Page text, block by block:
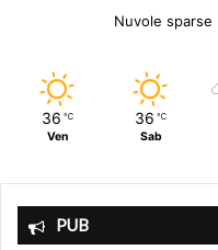
Nuvole sparse
36 ℃
Ven
36 ℃
Sab
PUB